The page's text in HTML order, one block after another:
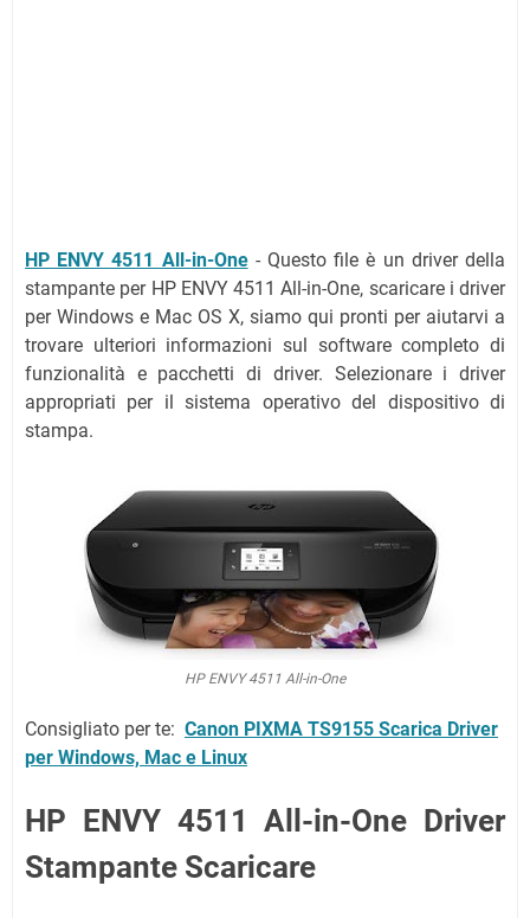
HP ENVY 4511 All-in-One - Questo file è un driver della
stampante per HP ENVY 4511 All-in-One, scaricare i driver
per Windows e Mac OS X, siamo qui pronti per aiutarvi a
trovare ulteriori informazioni sul software completo di
funzionalità e pacchetti di driver. Selezionare i driver
appropriati per il sistema operativo del dispositivo di
stampa.
HP ENVY 4511 All-in-One
Consigliato per te: Canon PIXMA TS9155 Scarica Driver
per Windows, Mac e Linux
HP ENVY 4511 All-in-One Driver
Stampante Scaricare